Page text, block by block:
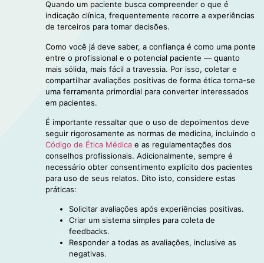
Quando um paciente busca compreender o que é
indicação clínica, frequentemente recorre a experiências
de terceiros para tomar decisões.
Como você já deve saber, a confiança é como uma ponte
entre o profissional e o potencial paciente — quanto
mais sólida, mais fácil a travessia. Por isso, coletar e
compartilhar avaliações positivas de forma ética torna-se
uma ferramenta primordial para converter interessados
em pacientes.
É importante ressaltar que o uso de depoimentos deve
seguir rigorosamente as normas de medicina, incluindo o
Código de Ética Médica e as regulamentações dos
conselhos profissionais. Adicionalmente, sempre é
necessário obter consentimento explícito dos pacientes
para uso de seus relatos. Dito isto, considere estas
práticas:
Solicitar avaliações após experiências positivas.
Criar um sistema simples para coleta de
feedbacks.
Responder a todas as avaliações, inclusive as
negativas.